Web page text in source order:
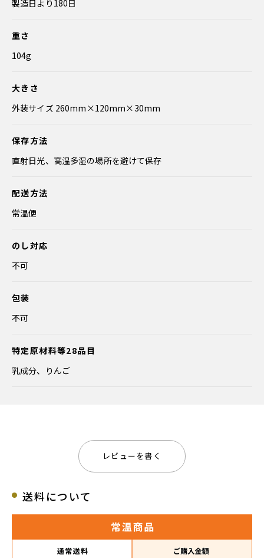
製造日より180日
重さ
104g
大きさ
外装サイズ 260mm×120mm×30mm
保存方法
直射日光、高温多湿の場所を避けて保存
配送方法
常温便
のし対応
不可
包装
不可
特定原材料等28品目
乳成分、りんご
レビューを書く
送料について